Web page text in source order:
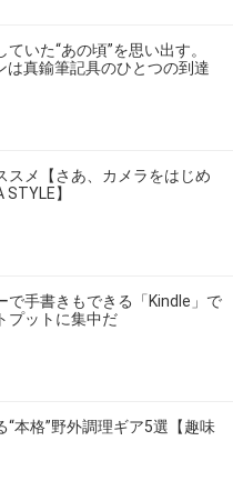
いた“あの頃”を思い出す。
は真鍮筆記具のひとつの到達
スメ【さあ、カメラをはじめ
】
で手書きもできる「Kindle」で
プットに集中だ
“本格”野外調理ギア5選【趣味